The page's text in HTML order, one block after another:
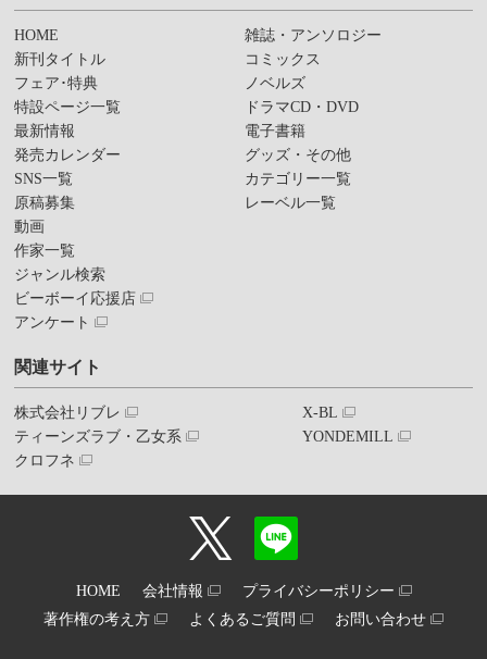
HOME
新刊タイトル
フェア･特典
特設ページ一覧
最新情報
発売カレンダー
SNS一覧
原稿募集
動画
作家一覧
ジャンル検索
ビーボーイ応援店
アンケート
雑誌・アンソロジー
コミックス
ノベルズ
ドラマCD・DVD
電子書籍
グッズ・その他
カテゴリー一覧
レーベル一覧
関連サイト
株式会社リブレ
ティーンズラブ・乙女系
クロフネ
X-BL
YONDEMILL
HOME 会社情報
プライバシーポリシー
著作権の考え方
よくあるご質問 お問い合わせ